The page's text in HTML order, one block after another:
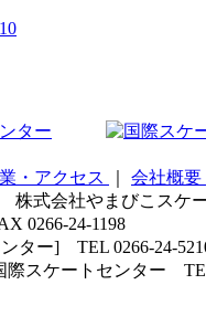
・アクセス 会社概要
株式会社やまびこスケ
0266-24-1198
ター] TEL 0266-24-